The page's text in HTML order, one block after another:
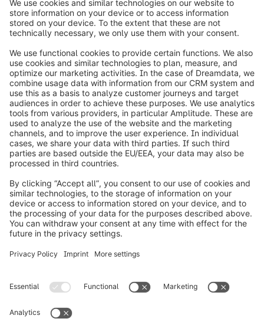
Belgium
https://worldline.com/
info@shopware.com
Over Shopware
Product
Oplossingen
Resources